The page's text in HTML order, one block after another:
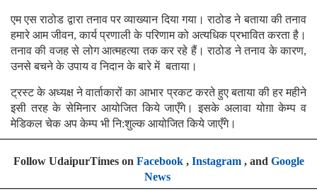
एम एस राठोड द्वारा तनाव पर व्याख्यान दिया गया। राठोड ने बताया की तनाव
हमारे आम जीवन, कार्य प्रणाली के परिणाम को अत्यधिक प्रभावित करता है।
तनाव की वजह से लोग आत्महत्या तक कर रहे हैं। राठोड ने तनाव के कारण,
उनसे बचने के उपाय व निदान के बारे में बताया।
ट्रस्ट के अध्यक्ष ने वार्ताकारों का आभार प्रकट करते हुए बताया की हर महीने
इसी तरह के सेमिनार आयोजित किये जाएँगे। इसके अलावा योग़ा केम्प व
मेडिकल चेक अप केम्प भी नि:शुल्क आयोजित किये जाएँगे।
Follow UdaipurTimes on Facebook, Instagram, and Google
News